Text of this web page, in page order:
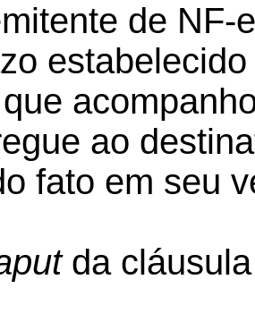
de
ao
fato em seu
da